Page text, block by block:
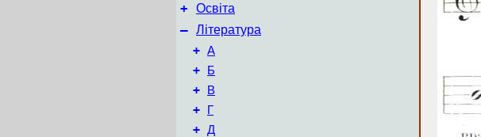
+ Освіта
– Література
+ А
+ Б
+ В
+ Г
+ Д